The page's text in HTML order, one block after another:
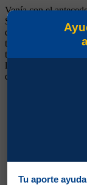
Venía con el
Selección de Brasil
de la época del
tampoco era
trabajadores". Su
la defensa. Una de
quedaba dormido en
Tu aporte